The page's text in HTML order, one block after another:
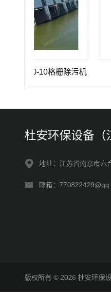
10格栅除污机
杜安环保设备（
地址：江苏省南京市六
邮箱：
版权所有 © 2026 杜安环